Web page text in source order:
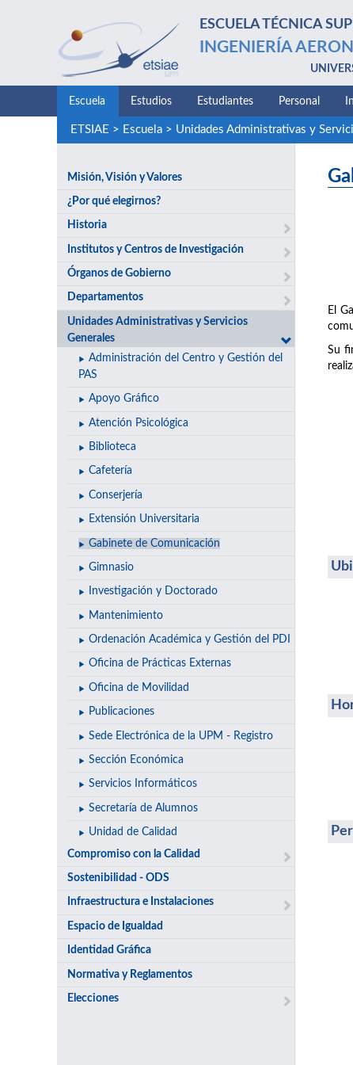
ESCUELA TÉCNICA
INGENIERÍA
Escuela Estudios Estudiantes Personal
ETSIAE > Escuela> Unidades Administrativas y
Misión, Visión y Valores
¿Por qué elegirnos?
Historia
Institutos y Centros de Investigación
Órganos de Gobierno
Departamentos
Unidades Administrativas y Servicios
Generales
Administración del Centro y Gestión del
PAS
Apoyo Gráfico
Atención Psicológica
Biblioteca
Cafetería
Conserjería
Extensión Universitaria
Gabinete de Comunicación
Gimnasio
Investigación y Doctorado
Mantenimiento
Ordenación Académica y Gestión del PDI
Oficina de Prácticas Externas
Oficina de Movilidad
Publicaciones
Sede Electrónica de la UPM - Registro
Sección Económica
Servicios Informáticos
Secretaría de Alumnos
Unidad de Calidad
Compromiso con la Calidad
Sostenibilidad - ODS
Infraestructura e Instalaciones
Espacio de Igualdad
Identidad Gráfica
Normativa y Reglamentos
Elecciones
El
Su